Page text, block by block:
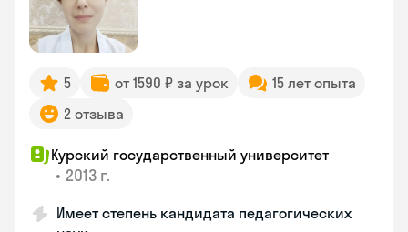
5 от 1590 ₽ за урок
15 лет опыта
2 отзыва
Курский государственный университет
• 2013 г.
Имеет степень кандидата педагогических